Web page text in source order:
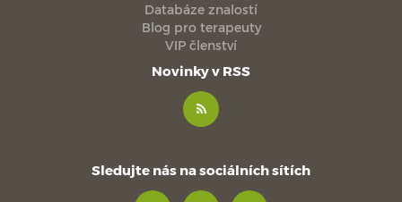
Databáze znalostí
Blog pro terapeuty
VIP členství
Novinky v RSS
Sledujte nás na sociálních sítích